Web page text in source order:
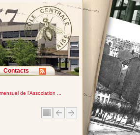
Contacts
de l'Association ...